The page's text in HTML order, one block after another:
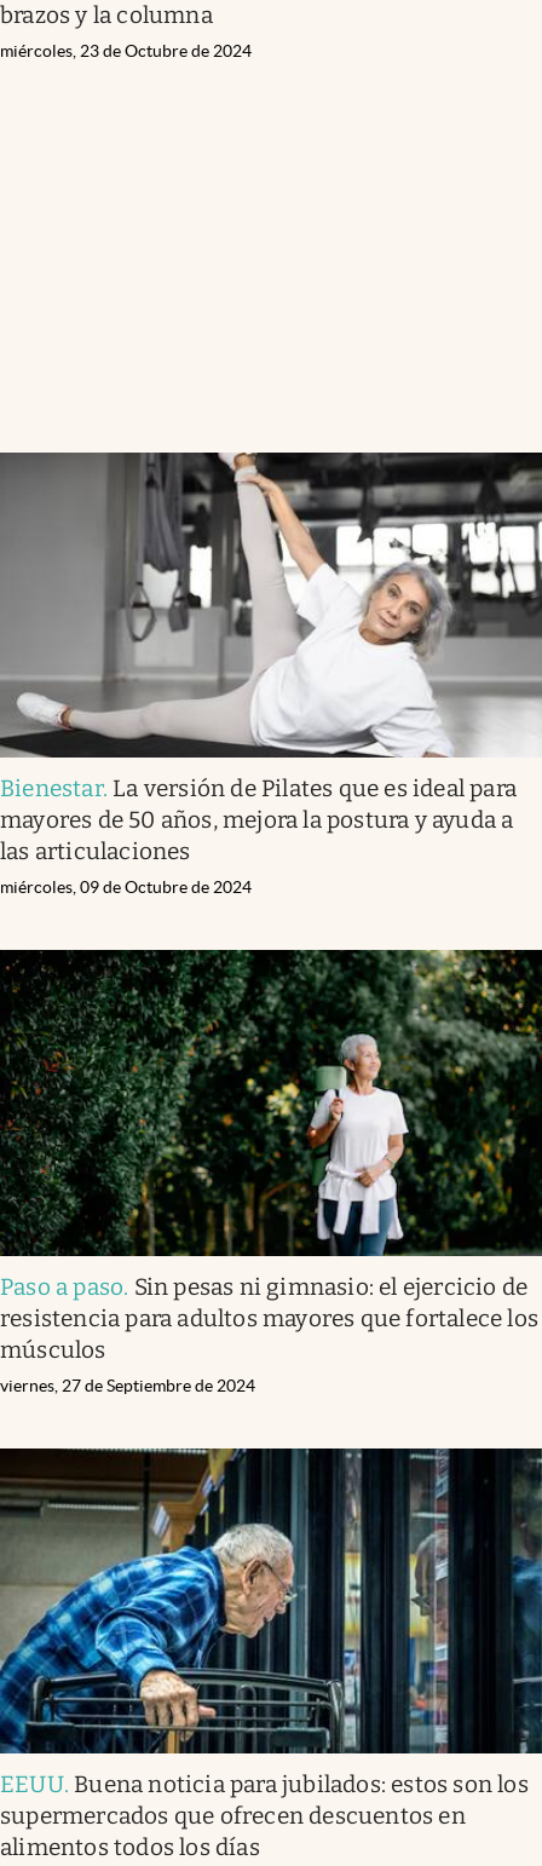
brazos y la columna
miércoles, 23 de Octubre de 2024
Bienestar. La versión de Pilates que es ideal para
mayores de 50 años, mejora la postura y ayuda a
las articulaciones
miércoles, 09 de Octubre de 2024
Paso a paso. Sin pesas ni gimnasio: el ejercicio de
resistencia para adultos mayores que fortalece los
músculos
viernes, 27 de Septiembre de 2024
EEUU. Buena noticia para jubilados: estos son los
supermercados que ofrecen descuentos en
alimentos todos los días